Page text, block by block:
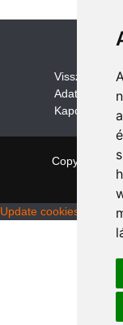
V
Kapcsolat
Copyright ©
Update cookies